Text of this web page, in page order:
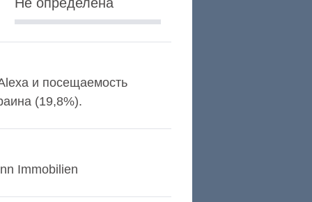
и посещаемость
(19,8%).
Immobilien